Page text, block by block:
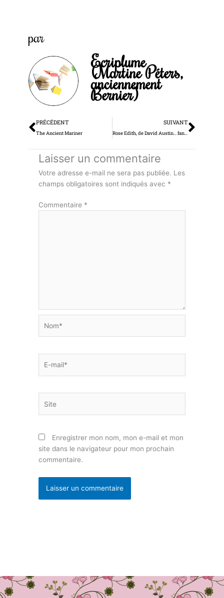
par
Ecriplume
(Martine Péters,
anciennement
Bernier)
Précédent
PRÉCÉDENT
The Ancient Mariner
SUIVANT
Rose Edith, de David Austin… fantasme de rose…
Laisser un commentaire
Votre adresse e-mail ne sera pas publiée. Les
champs obligatoires sont indiqués avec *
Commentaire *
mail*
Enregistrer mon nom, mon e-mail et mon
site dans le navigateur pour mon prochain
commentaire.